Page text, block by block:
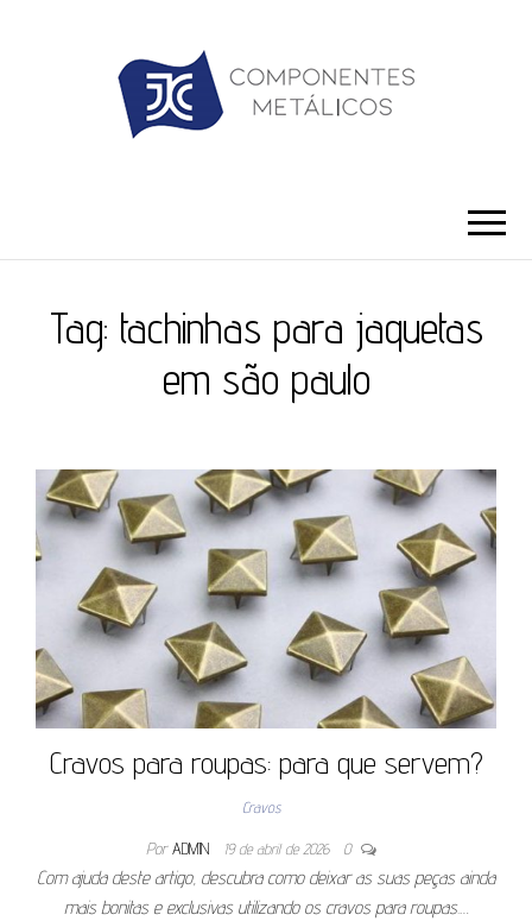
Tag: tachinhas para jaquetas
em são paulo
Cravos para roupas: para que servem?
Cravos
Por ADMIN 19 de abril de 2026 0
Com ajuda deste artigo, descubra como deixar as suas peças ainda
mais bonitas e exclusivas utilizando os cravos para roupas.…